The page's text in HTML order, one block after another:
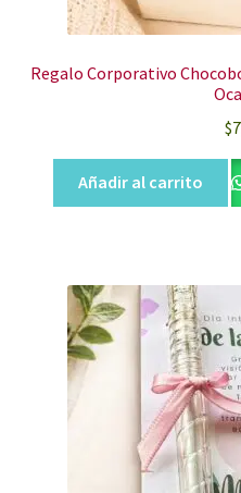
Regalo Corporativo
$
Añadir al carrito